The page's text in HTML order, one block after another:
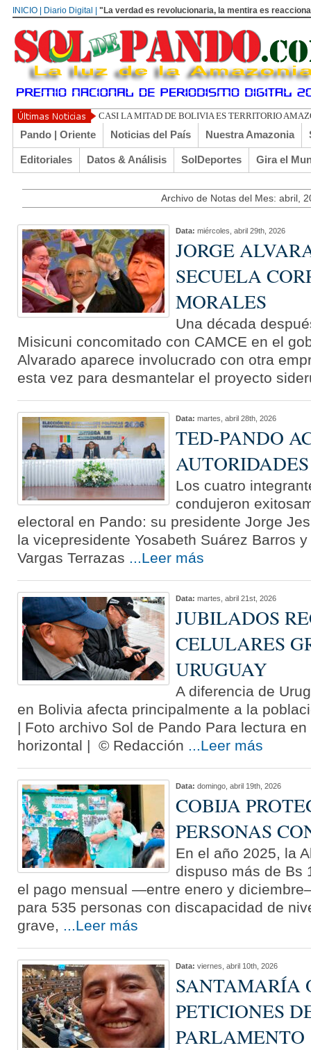
INICIO | Diario Digital | "La verdad es revolucionaria, la mentira es
CASI LA MITAD DE BOLIVIA ES TERRITORIO
Pando | Oriente Noticias del País Nuestra Amazonia
Editoriales Datos & Análisis SolDeportes Gira el
Archivo de Notas del Mes: abril,
Data: miércoles, abril 29th, 2026
JORGE
SECUELA
MORALES
Una década
Misicuni concomitado con CAMCE en el
Alvarado aparece involucrado con otra
esta vez para desmantelar el proyecto
Data: martes, abril 28th, 2026
TED-PANDO
Los cuatro
condujeron
electoral en Pando: su presidente Jorge
la vicepresidente Yosabeth Suárez Barros
Vargas Terrazas ...Leer más
Data: martes, abril 21st, 2026
JUBILADOS
CELULARES
URUGUAY
A diferencia de
en Bolivia afecta principalmente a la
| Foto archivo Sol de Pando Para lectura
horizontal | © Redacción ...Leer más
Data: domingo, abril 19th, 2026
COBIJA
PERSONAS
En el año 2025, la
dispuso más de Bs
el pago mensual —entre enero y
para 535 personas con discapacidad de
grave, ...Leer más
Data: viernes, abril 10th, 2026
SANTAMARÍA
PETICIONES
PARLAMENTO